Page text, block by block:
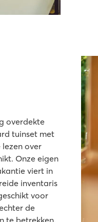
overdekte
tuinset met
over
Onze eigen
viert in
inventaris
voor
de